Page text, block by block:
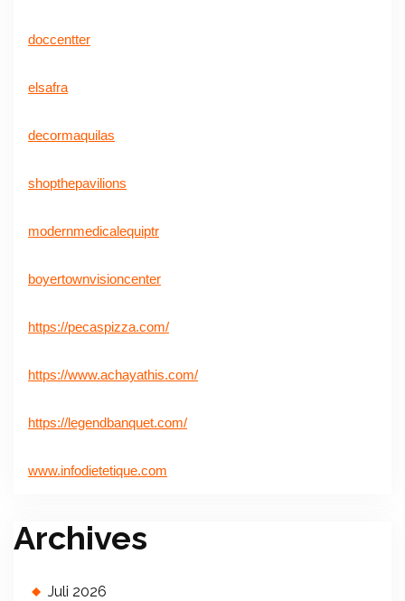
doccentter
elsafra
decormaquilas
shopthepavilions
modernmedicalequiptr
boyertownvisioncenter
https://pecaspizza.com/
https://www.achayathis.com/
https://legendbanquet.com/
www.infodietetique.com
Archives
Juli 2026